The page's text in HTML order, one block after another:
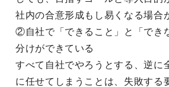
社内の合意形成もし易くなる場合
②自社で「できること」と「でき
分けができている
すべて自社でやろうとする、逆に
に任せてしまうことは、失敗する